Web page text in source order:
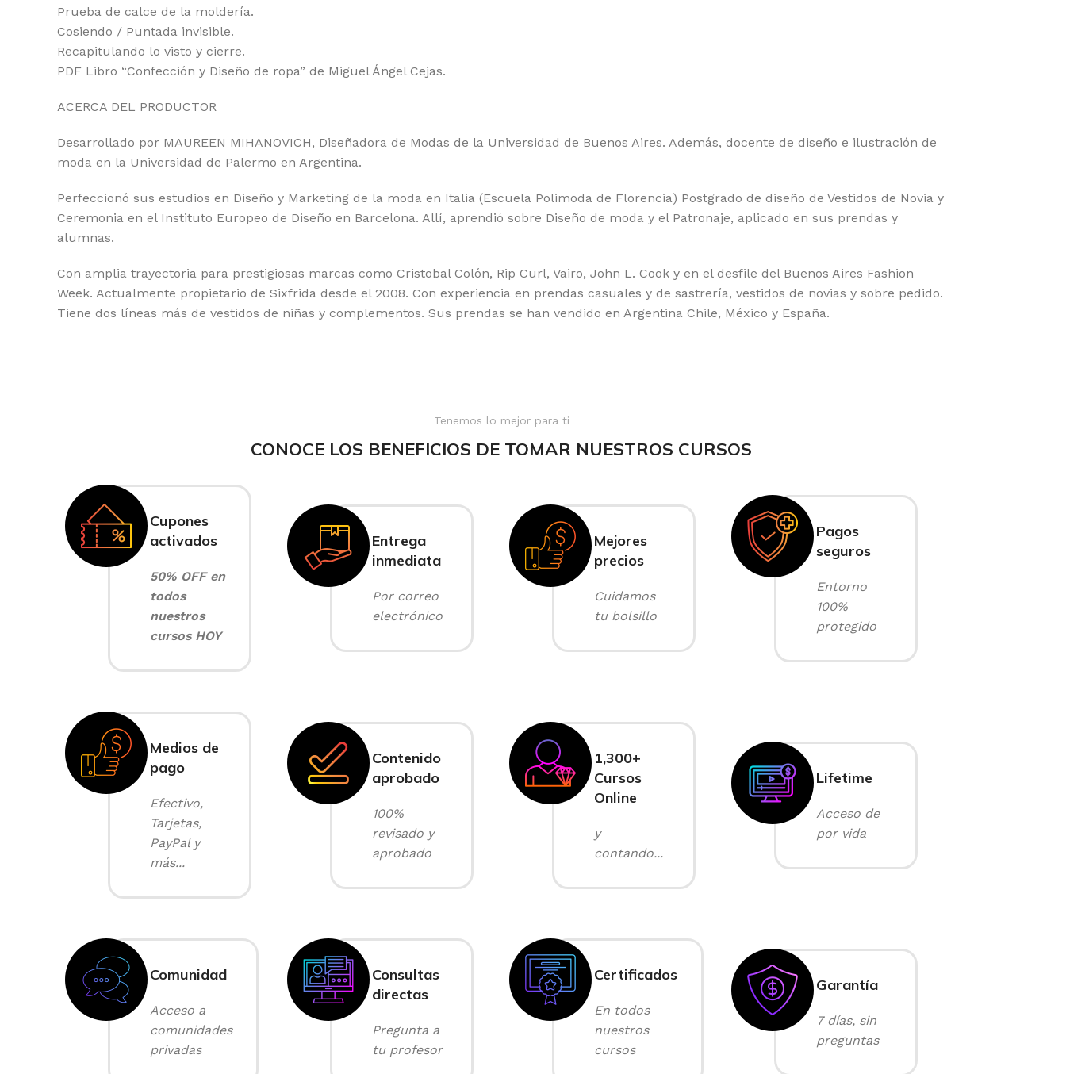
Prueba de calce de la moldería.
Cosiendo / Puntada invisible.
Recapitulando lo visto y cierre.
PDF Libro “Confección y Diseño de ropa” de Miguel Ángel Cejas.
ACERCA DEL PRODUCTOR
Desarrollado por MAUREEN MIHANOVICH, Diseñadora de Modas de la Universidad de Buenos Aires. Además, docente de diseño e ilustración de
moda en la Universidad de Palermo en Argentina.
Perfeccionó sus estudios en Diseño y Marketing de la moda en Italia (Escuela Polimoda de Florencia) Postgrado de diseño de Vestidos de Novia y
Ceremonia en el Instituto Europeo de Diseño en Barcelona. Allí, aprendió sobre Diseño de moda y el Patronaje, aplicado en sus prendas y
alumnas.
Con amplia trayectoria para prestigiosas marcas como Cristobal Colón, Rip Curl, Vairo, John L. Cook y en el desfile del Buenos Aires Fashion
Week. Actualmente propietario de Sixfrida desde el 2008. Con experiencia en prendas casuales y de sastrería, vestidos de novias y sobre pedido.
Tiene dos líneas más de vestidos de niñas y complementos. Sus prendas se han vendido en Argentina Chile, México y España.
Tenemos lo mejor para ti
CONOCE LOS BENEFICIOS DE TOMAR NUESTROS CURSOS
Cupones
activados
50% OFF en
todos
nuestros
cursos HOY
Entrega
inmediata
Por correo
electrónico
Mejores
precios
Cuidamos
tu bolsillo
Pagos
seguros
Entorno
100%
protegido
Medios de
pago
Efectivo,
Tarjetas,
PayPal y
más...
Contenido
aprobado
100%
revisado y
aprobado
1,300+
Cursos
Online
y
contando...
Lifetime
Acceso de
por vida
Comunidad
Acceso a
comunidades
privadas
Consultas
directas
Pregunta a
tu profesor
Certificados
En todos
nuestros
cursos
Garantía
7 días, sin
preguntas